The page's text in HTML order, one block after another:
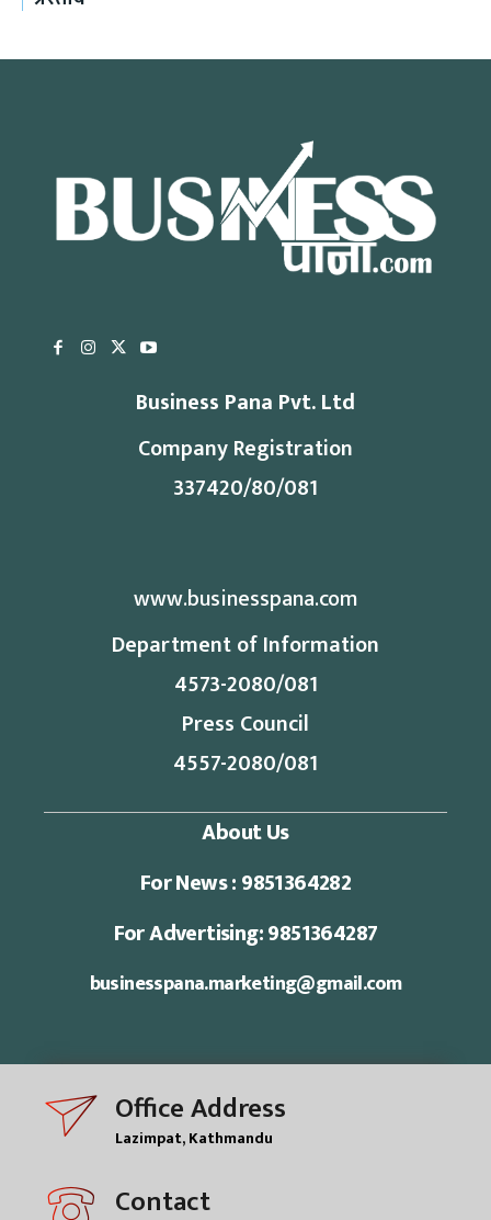
Business Pana Pvt. Ltd
Company Registration
337420/80/081
www.businesspana.com
Department of Information
4573-2080/081
Press Council
4557-2080/081
About Us
For News : 9851364282
For Advertising: 9851364287
businesspana.marketing@gmail.com
Office Address
Lazimpat, Kathmandu
Contact